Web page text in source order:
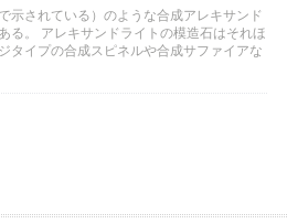
示されている）のような合成アレキサンド
る。 アレキサンドライトの模造石はそれほ
タイプの合成スピネルや合成サファイアな